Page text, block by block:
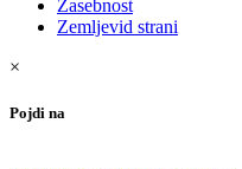
Zasebnost
Zemljevid strani
×
Pojdi na